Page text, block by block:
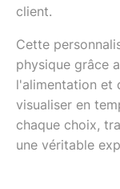
client.
Cette
physique grâce
l'alimentation et
visualiser en
chaque choix,
une véritable